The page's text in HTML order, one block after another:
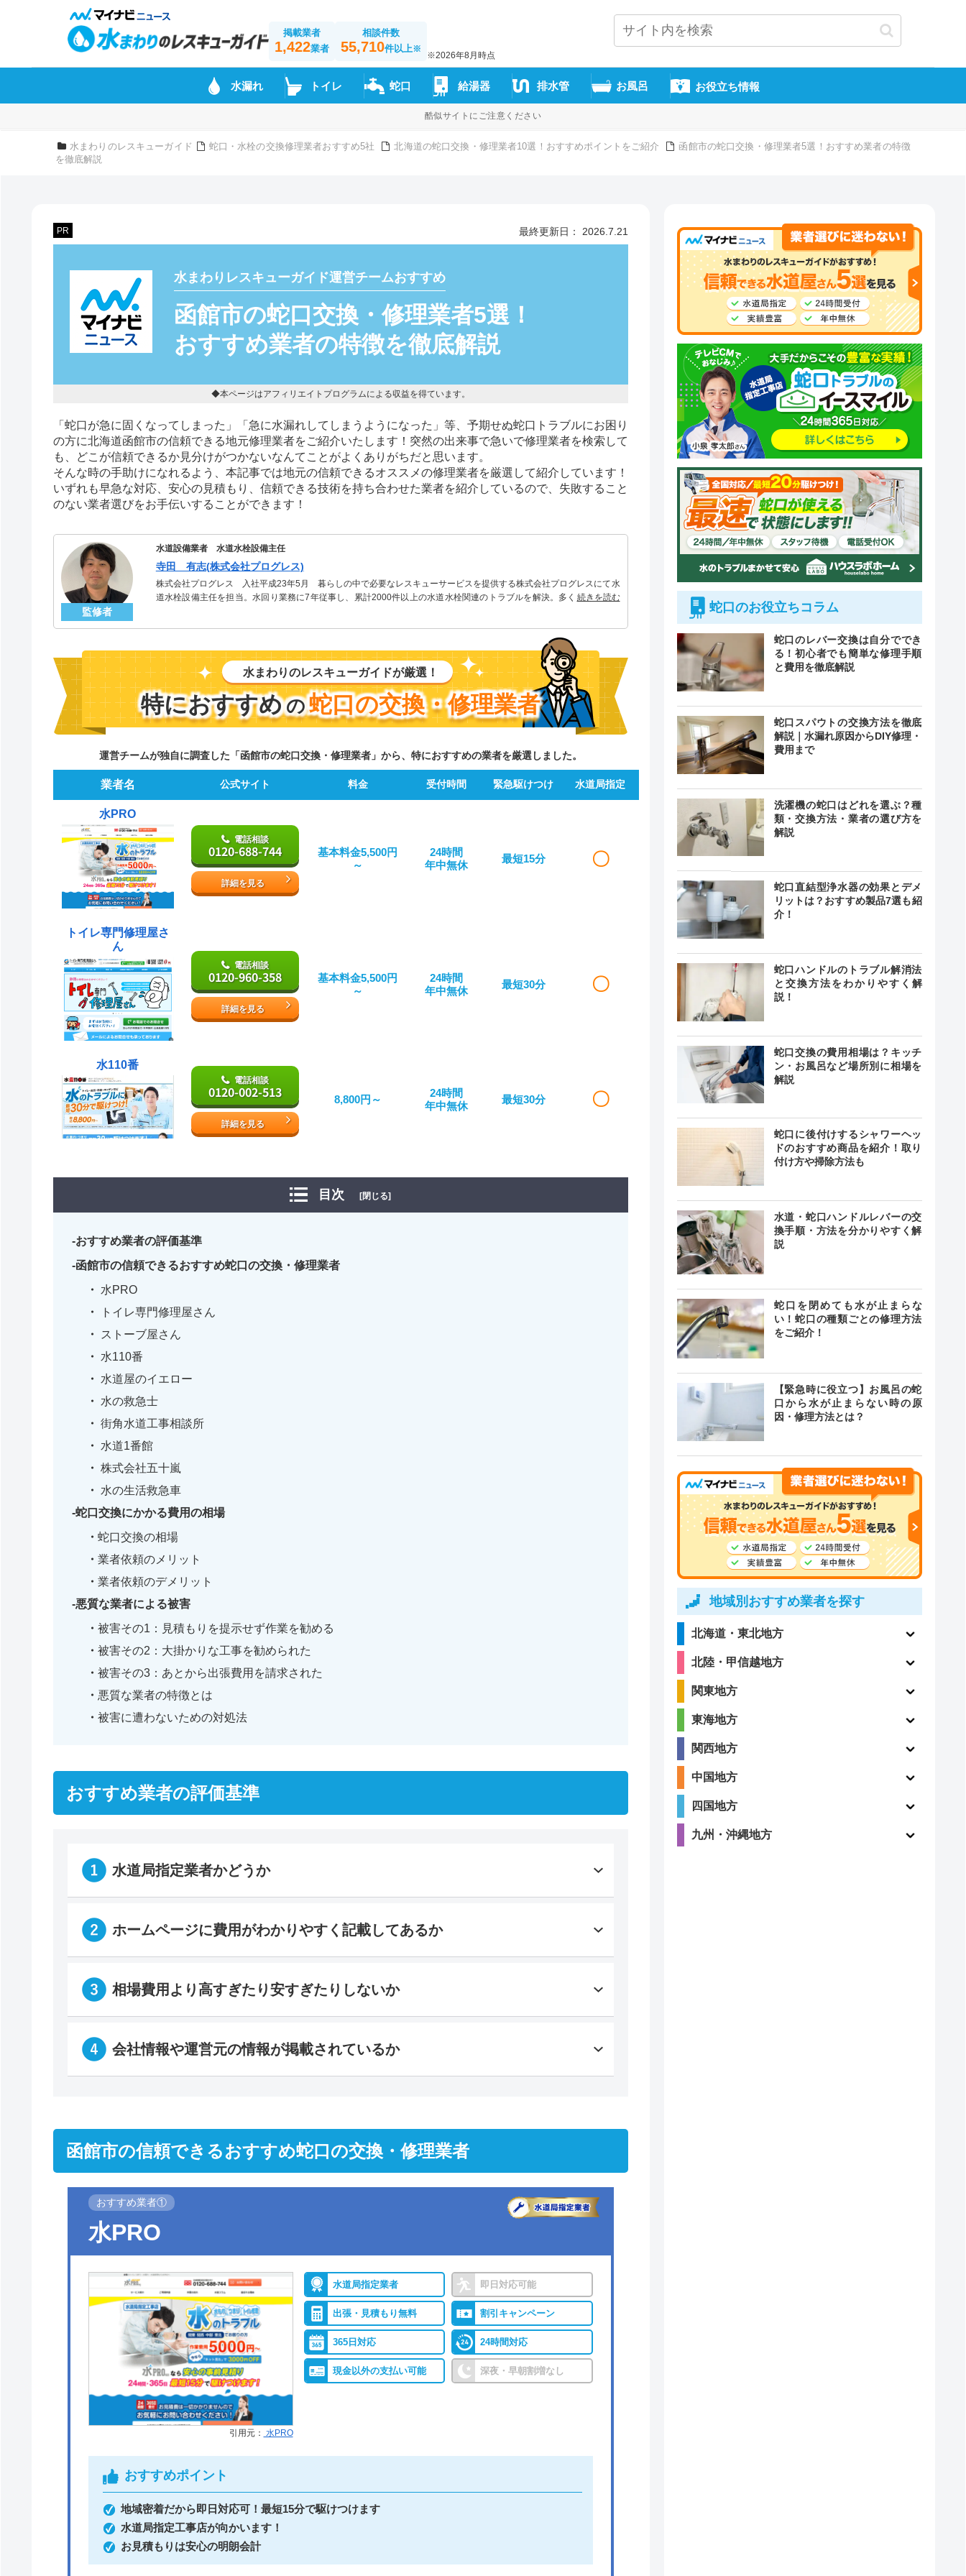
掲載業者
1,422業者
相談件数
55,710件以上※
※2026年8月時点
水漏れ トイレ 蛇口 給湯器 排水管 お風呂 お役立ち情報
酷似サイトにご注意ください
水まわりのレスキューガイド 蛇口・水栓の交換修理業者おすすめ5社 北海道の蛇口交換・修理業者10選！おすすめポイントをご紹介
函館市の蛇口交換・修理業者5選！おすすめ業者の特徴
を徹底解説
PR 最終更新日： 2026.7.21
水まわりレスキューガイド運営チームおすすめ
函館市の蛇口交換・修理業者5選！
おすすめ業者の特徴を徹底解説
◆本ページはアフィリエイトプログラムによる収益を得ています。
「蛇口が急に固くなってしまった」「急に水漏れしてしまうようになった」等、予期せぬ蛇口トラブルにお困り
の方に北海道函館市の信頼できる地元修理業者をご紹介いたします！突然の出来事で急いで修理業者を検索して
も、どこが信頼できるか見分けがつかないなんてことがよくありがちだと思います。
そんな時の手助けになれるよう、本記事では地元の信頼できるオススメの修理業者を厳選して紹介しています！
いずれも早急な対応、安心の見積もり、信頼できる技術を持ち合わせた業者を紹介しているので、失敗すること
のない業者選びをお手伝いすることができます！
監修者
水道設備業者 水道水栓設備主任
寺田 有志(株式会社プログレス)
株式会社プログレス 入社平成23年5月 暮らしの中で必要なレスキューサービスを提供する株式会社プログレスにて水
道水栓設備主任を担当。水回り業務に7年従事し、累計2000件以上の水道水栓関連のトラブルを解決。多くのお客様に
続きを読む
水まわりのレスキューガイドが厳選！
特におすすめの蛇口の交換・修理業者
運営チームが独自に調査した「函館市の蛇口交換・修理業者」から、特におすすめの業者を厳選しました。
業者名 公式サイト 料金 受付時間 緊急駆けつけ 水道局指定
水PRO
電話相談
0120-688-744
詳細を見る
基本料金5,500円
～
24時間
年中無休
最短15分 〇
トイレ専門修理屋さ
ん
電話相談
0120-960-358
詳細を見る
基本料金5,500円
～
24時間
年中無休
最短30分 〇
水110番
電話相談
0120-002-513
詳細を見る
8,800円～
24時間
年中無休
最短30分 〇
目次 [閉じる]
おすすめ業者の評価基準
函館市の信頼できるおすすめ蛇口の交換・修理業者
水PRO
トイレ専門修理屋さん
ストーブ屋さん
水110番
水道屋のイエロー
水の救急士
街角水道工事相談所
水道1番館
株式会社五十嵐
水の生活救急車
蛇口交換にかかる費用の相場
蛇口交換の相場
業者依頼のメリット
業者依頼のデメリット
悪質な業者による被害
被害その1：見積もりを提示せず作業を勧める
被害その2：大掛かりな工事を勧められた
被害その3：あとから出張費用を請求された
悪質な業者の特徴とは
被害に遭わないための対処法
おすすめ業者の評価基準
水道局指定業者かどうか
ホームページに費用がわかりやすく記載してあるか
相場費用より高すぎたり安すぎたりしないか
会社情報や運営元の情報が掲載されているか
函館市の信頼できるおすすめ蛇口の交換・修理業者
おすすめ業者①
水PRO
引用元： 水PRO
水道局指定業者 即日対応可能
出張・見積もり無料 割引キャンペーン
365日対応 24時間対応
現金以外の支払い可能 深夜・早朝割増なし
おすすめポイント
地域密着だから即日対応可！最短15分で駆けつけます
水道局指定工事店が向かいます！
お見積もりは安心の明朗会計
蛇口のお役立ちコラム
蛇口のレバー交換は自分ででき
る！初心者でも簡単な修理手順
と費用を徹底解説
蛇口スパウトの交換方法を徹底
解説｜水漏れ原因からDIY修理・
費用まで
洗濯機の蛇口はどれを選ぶ？種
類・交換方法・業者の選び方を
解説
蛇口直結型浄水器の効果とデメ
リットは？おすすめ製品7選も紹
介！
蛇口ハンドルのトラブル解消法
と交換方法をわかりやすく解
説！
蛇口交換の費用相場は？キッチ
ン・お風呂など場所別に相場を
解説
蛇口に後付けするシャワーヘッ
ドのおすすめ商品を紹介！取り
付け方や掃除方法も
水道・蛇口ハンドルレバーの交
換手順・方法を分かりやすく解
説
蛇口を閉めても水が止まらな
い！蛇口の種類ごとの修理方法
をご紹介！
【緊急時に役立つ】お風呂の蛇
口から水が止まらない時の原
因・修理方法とは？
地域別おすすめ業者を探す
北海道・東北地方
北陸・甲信越地方
関東地方
東海地方
関西地方
中国地方
四国地方
九州・沖縄地方